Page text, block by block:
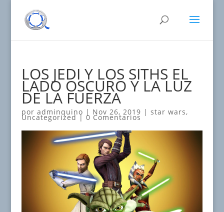
LOS JEDI Y LOS SITHS EL
LADO OSCURO Y LA LUZ
DE LA FUERZA
por adminquino | Nov 26, 2019 | star wars,
Uncategorized| 0 Comentarios